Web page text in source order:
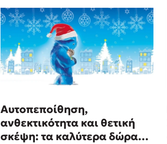
Αυτοπεποίθηση,
ανθεκτικότητα και θετική
σκέψη: τα καλύτερα δώρα